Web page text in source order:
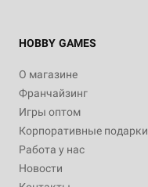
HOBBY GAMES
О магазине
Франчайзинг
Игры оптом
Корпоративные подарки
Работа у нас
Новости